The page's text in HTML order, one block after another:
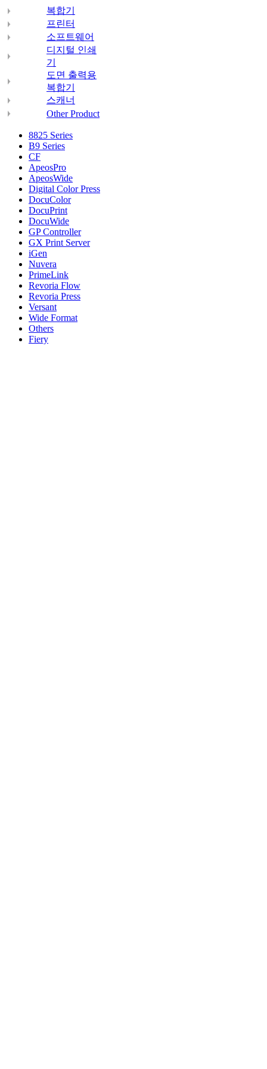
복합기
프린터
소프트웨어
디지털 인쇄
기
도면 출력용
복합기
스캐너
Other Product
8825 Series
B9 Series
CF
ApeosPro
ApeosWide
Digital Color Press
DocuColor
DocuPrint
DocuWide
GP Controller
GX Print Server
iGen
Nuvera
PrimeLink
Revoria Flow
Revoria Press
Versant
Wide Format
Others
Fiery